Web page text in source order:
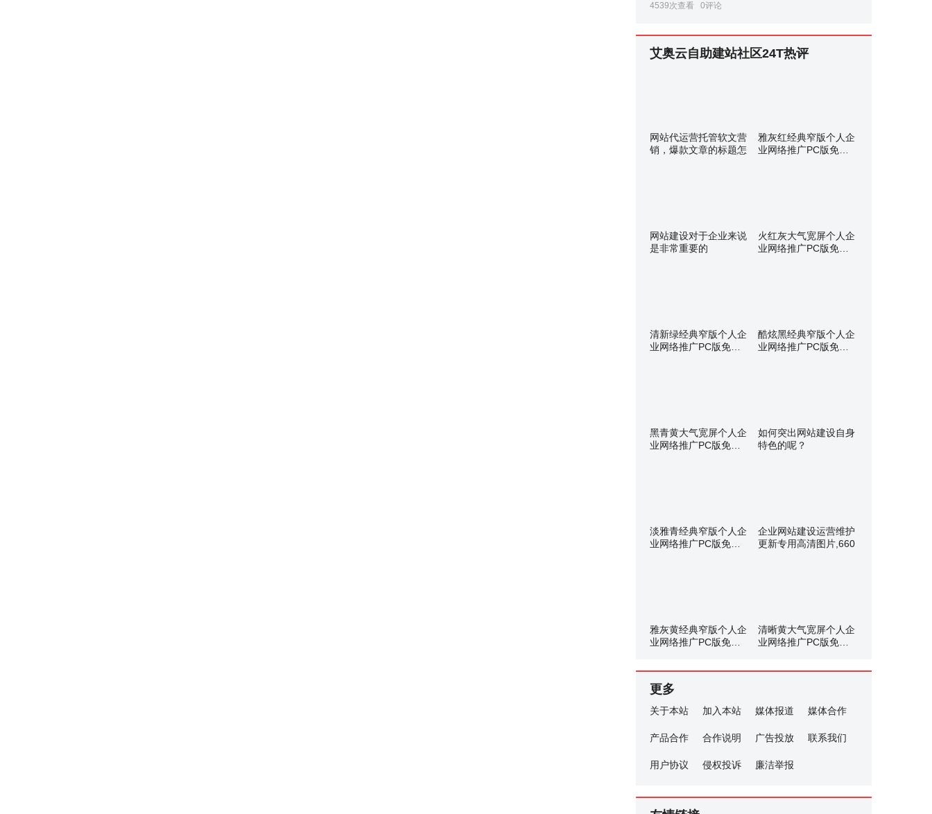
4539次查看 0评论
艾奥云自助建站社区24T热评
网站代运营托管软文营
销，爆款文章的标题怎
雅灰红经典窄版个人企
业网络推广PC版免费
网站建设对于企业来说
是非常重要的
火红灰大气宽屏个人企
业网络推广PC版免费
清新绿经典窄版个人企
业网络推广PC版免费
酷炫黑经典窄版个人企
业网络推广PC版免费
黑青黄大气宽屏个人企
业网络推广PC版免费
如何突出网站建设自身
特色的呢？
淡雅青经典窄版个人企
业网络推广PC版免费
企业网站建设运营维护
更新专用高清图片,660
雅灰黄经典窄版个人企
业网络推广PC版免费
清晰黄大气宽屏个人企
业网络推广PC版免费
更多
关于本站 加入本站 媒体报道 媒体合作
产品合作 合作说明 广告投放 联系我们
用户协议 侵权投诉 廉洁举报